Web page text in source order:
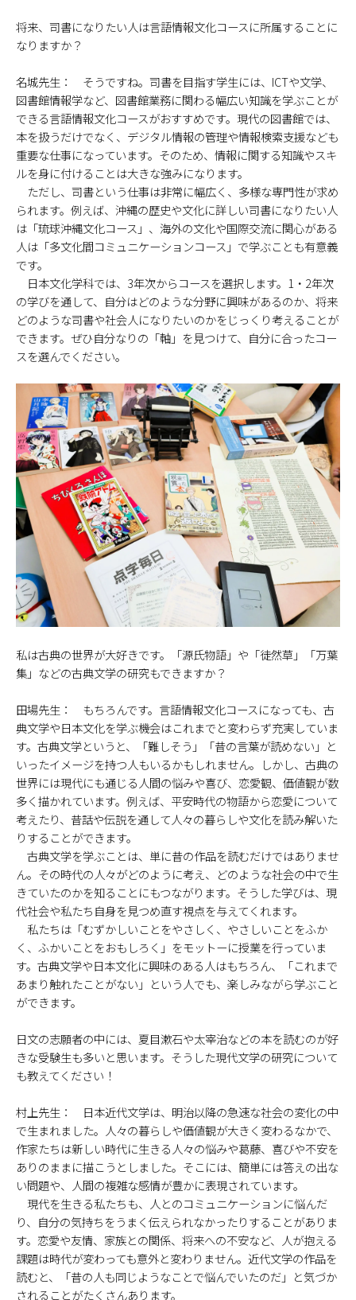
―――将来、司書になりたい人は言語情報文化コースに所属することに
なりますか？
名城先生： そうですね。司書を目指す学生には、ICTや文学、
図書館情報学など、図書館業務に関わる幅広い知識を学ぶことが
できる言語情報文化コースがおすすめです。現代の図書館では、
本を扱うだけでなく、デジタル情報の管理や情報検索支援なども
重要な仕事になっています。そのため、情報に関する知識やスキ
ルを身に付けることは大きな強みになります。
ただし、司書という仕事は非常に幅広く、多様な専門性が求め
られます。例えば、沖縄の歴史や文化に詳しい司書になりたい人
は「琉球沖縄文化コース」、海外の文化や国際交流に関心がある
人は「多文化間コミュニケーションコース」で学ぶことも有意義
です。
日本文化学科では、3年次からコースを選択します。1・2年次
の学びを通して、自分はどのような分野に興味があるのか、将来
どのような司書や社会人になりたいのかをじっくり考えることが
できます。ぜひ自分なりの「軸」を見つけて、自分に合ったコー
スを選んでください。
―――私は古典の世界が大好きです。「源氏物語」や「徒然草」「万葉
集」などの古典文学の研究もできますか？
田場先生： もちろんです。言語情報文化コースになっても、古
典文学や日本文化を学ぶ機会はこれまでと変わらず充実していま
す。古典文学というと、「難しそう」「昔の言葉が読めない」と
いったイメージを持つ人もいるかもしれません。しかし、古典の
世界には現代にも通じる人間の悩みや喜び、恋愛観、価値観が数
多く描かれています。例えば、平安時代の物語から恋愛について
考えたり、昔話や伝説を通して人々の暮らしや文化を読み解いた
りすることができます。
古典文学を学ぶことは、単に昔の作品を読むだけではありませ
ん。その時代の人々がどのように考え、どのような社会の中で生
きていたのかを知ることにもつながります。そうした学びは、現
代社会や私たち自身を見つめ直す視点を与えてくれます。
私たちは「むずかしいことをやさしく、やさしいことをふか
く、ふかいことをおもしろく」をモットーに授業を行っていま
す。古典文学や日本文化に興味のある人はもちろん、「これまで
あまり触れたことがない」という人でも、楽しみながら学ぶこと
ができます。
―――日文の志願者の中には、夏目漱石や太宰治などの本を読むのが好
きな受験生も多いと思います。そうした現代文学の研究について
も教えてください！
村上先生： 日本近代文学は、明治以降の急速な社会の変化の中
で生まれました。人々の暮らしや価値観が大きく変わるなかで、
作家たちは新しい時代に生きる人々の悩みや葛藤、喜びや不安を
ありのままに描こうとしました。そこには、簡単には答えの出な
い問題や、人間の複雑な感情が豊かに表現されています。
現代を生きる私たちも、人とのコミュニケーションに悩んだ
り、自分の気持ちをうまく伝えられなかったりすることがありま
す。恋愛や友情、家族との関係、将来への不安など、人が抱える
課題は時代が変わっても意外と変わりません。近代文学の作品を
読むと、「昔の人も同じようなことで悩んでいたのだ」と気づか
されることがたくさんあります。